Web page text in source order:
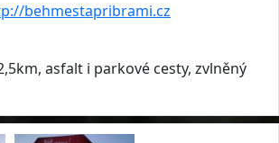
behmestapribrami.cz
asfalt i parkové cesty, zvlněný